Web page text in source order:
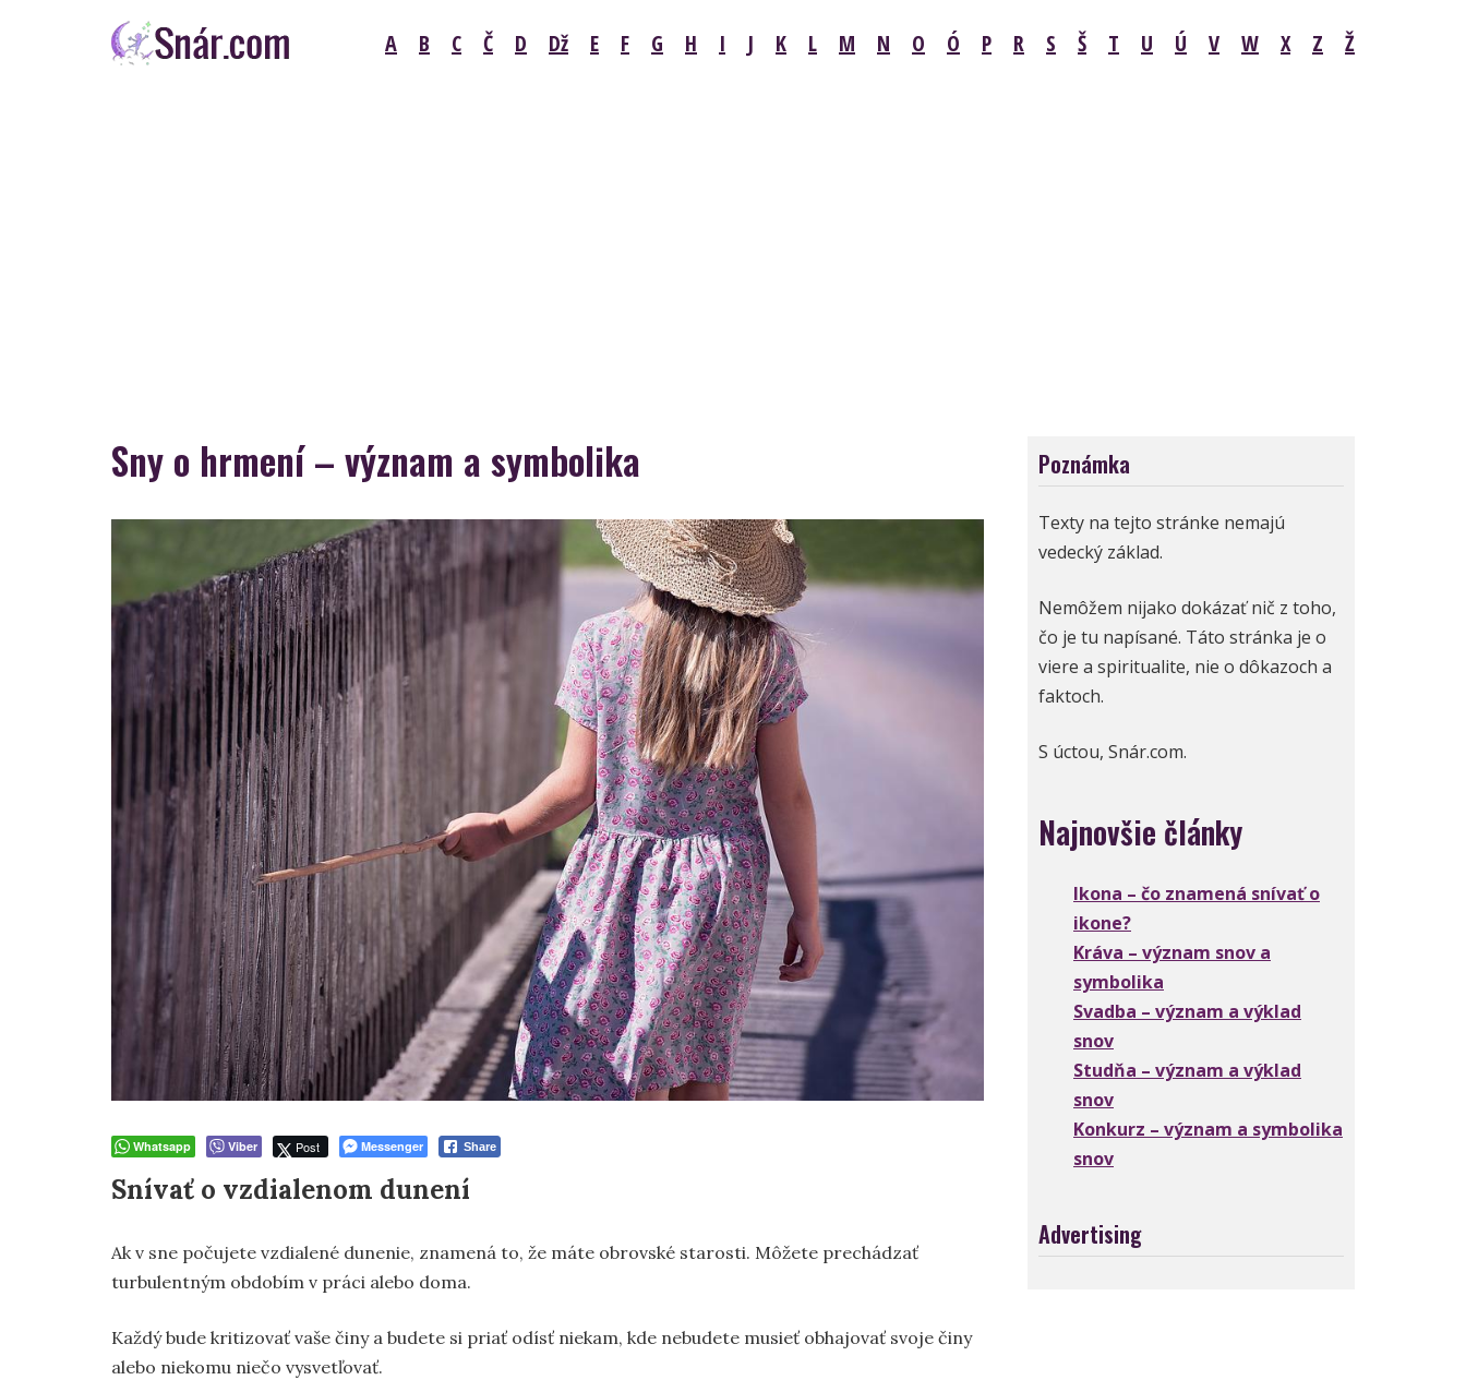
A B C Č D Dž E F G H I J K L M N O Ó P R S Š T U Ú V W X Z Ž
Sny o hrmení – význam a symbolika
Whatsapp Viber Post Messenger Share
Snívať o vzdialenom dunení
Ak v sne počujete vzdialené dunenie, znamená to, že máte obrovské starosti. Môžete prechádzať
turbulentným obdobím v práci alebo doma.
Každý bude kritizovať vaše činy a budete si priať odísť niekam, kde nebudete musieť obhajovať svoje činy
alebo niekomu niečo vysvetľovať.
Poznámka
Texty na tejto stránke nemajú
vedecký základ.
Nemôžem nijako dokázať nič z toho,
čo je tu napísané. Táto stránka je o
viere a spiritualite, nie o dôkazoch a
faktoch.
S úctou, Snár.com.
Najnovšie články
Ikona – čo znamená snívať o
ikone?
Kráva – význam snov a
symbolika
Svadba – význam a výklad
snov
Studňa – význam a výklad
snov
Konkurz – význam a symbolika
snov
Advertising